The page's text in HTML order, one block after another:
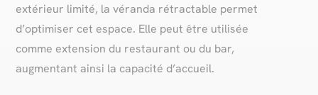
extérieur limité, la véranda rétractable permet
d’optimiser cet espace. Elle peut être utilisée
comme extension du restaurant ou du bar,
augmentant ainsi la capacité d’accueil.